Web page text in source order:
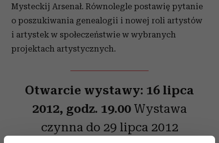
Mysteckij Arsenał. Równolegle postawię pytanie
o poszukiwania genealogii i nowej roli artystów
i artystek w społeczeństwie w wybranych
projektach artystycznych.
Otwarcie wystawy: 16 lipca
2012, godz. 19.00 Wystawa
czynna do 29 lipca 2012